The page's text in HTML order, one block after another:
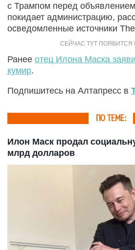
с Трампом перед
покидает администрацию,
осведомленные источники
Ранее отец Илона Маска
кумир.
Подпишитесь на Алтапресс в
ПО ТЕМЕ:
Илон Маск продал
млрд долларов